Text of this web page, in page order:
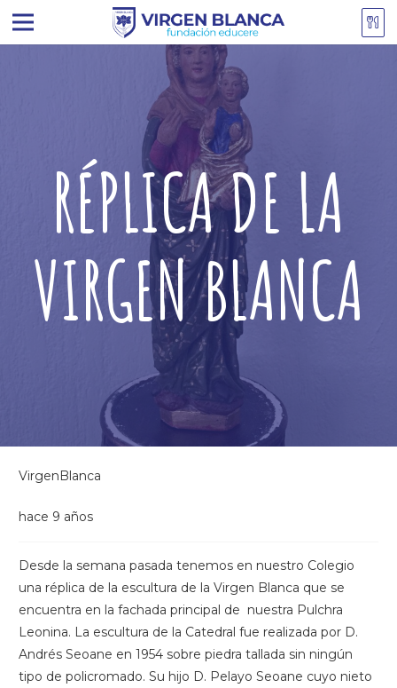
RÉPLICA DE LA
VIRGEN BLANCA
VirgenBlanca
hace 9 años
Desde la semana pasada tenemos en nuestro Colegio
una réplica de la escultura de la Virgen Blanca que se
encuentra en la fachada principal de nuestra Pulchra
Leonina. La escultura de la Catedral fue realizada por D.
Andrés Seoane en 1954 sobre piedra tallada sin ningún
tipo de policromado. Su hijo D. Pelayo Seoane cuyo nieto